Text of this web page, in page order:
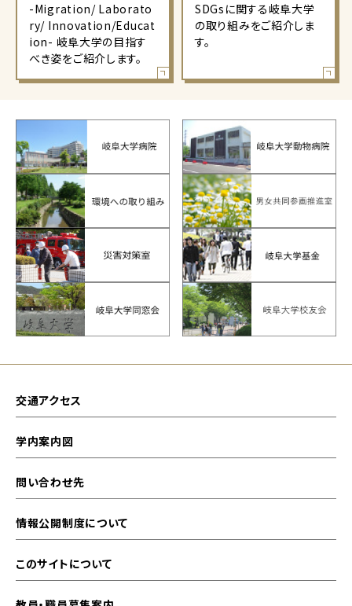
-Migration/ Laborato
ry/ Innovation/Educat
ion- 岐阜大学の目指す
べき姿をご紹介します。
SDGsに関する岐阜大学
の取り組みをご紹介しま
す。
交通アクセス
学内案内図
問い合わせ先
情報公開制度について
このサイトについて